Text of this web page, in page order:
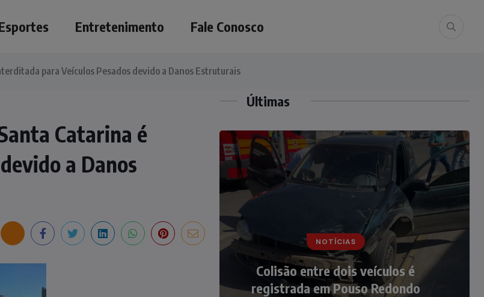
Entretenimento Fale Conosco
para Veículos Pesados devido a Danos Estruturais
Catarina é
a Danos
Últimas
NOTÍCIAS
Colisão entre dois veículos é
registrada em Pouso Redondo
NOTÍCIAS
Irmãos de 7 e 14 anos morrem
atropelados na BR-470 em Pouso
Redondo